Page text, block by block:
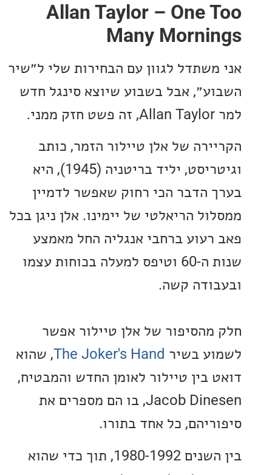
Allan Taylor – One
Many
לגוון עם הבחירות שלי ל״שיר
אבל בשבוע שיוצא סינגל חדש
של אלן טיילור הזמר, כותב
וגיטריסט, יליד בריטניה (1945), היא
הדבר הכי רחוק שאפשר לדמיין
הריאלטי של יימינו. אלן ניגן בכל
ברחבי אנגליה החל מאמצע
שנות ה-60 וטיפס למעלה בכוחות עצמו
קשה.
של אלן טיילור אפשר
בשירThe Joker's Hand, שהוא
בין טיילור לאומן החדש והמבטיח,
Jacob Dinesen, בו הם מספרים את
כל אחד בתורו.
בין השנים 1980-1992, תוך כדי שהוא